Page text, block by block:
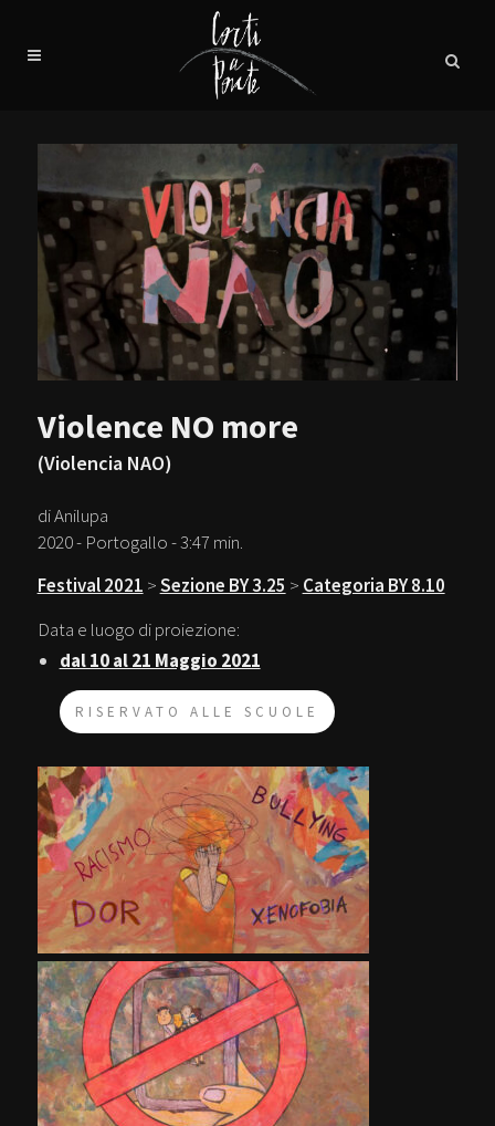
Violence NO more
(Violencia NAO)
di Anilupa
2020 - Portogallo - 3:47 min.
Festival 2021 >Sezione BY 3.25 > Categoria BY 8.10
Data e luogo di proiezione:
dal 10 al 21 Maggio 2021
RISERVATO ALLE SCUOLE